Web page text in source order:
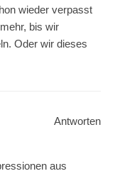
wieder verpasst
bis wir
Oder wir dieses
aus
Antworten